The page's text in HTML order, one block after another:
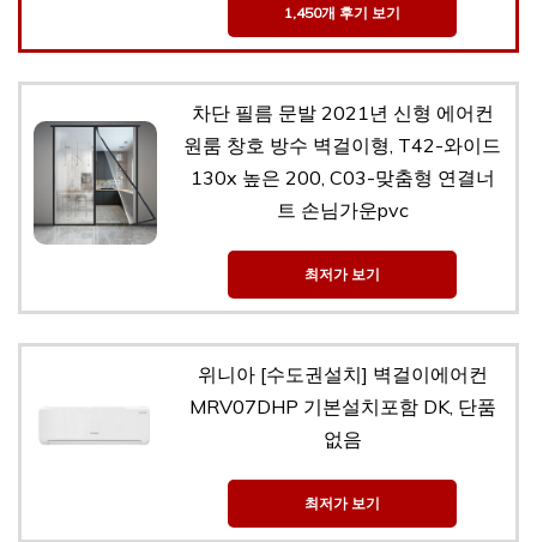
1,450개 후기 보기
차단 필름 문발 2021년 신형 에어컨
원룸 창호 방수 벽걸이형, T42-와이드
130x 높은 200, C03-맞춤형 연결너
트 손님가운pvc
최저가 보기
위니아 [수도권설치] 벽걸이에어컨
MRV07DHP 기본설치포함 DK, 단품
없음
최저가 보기